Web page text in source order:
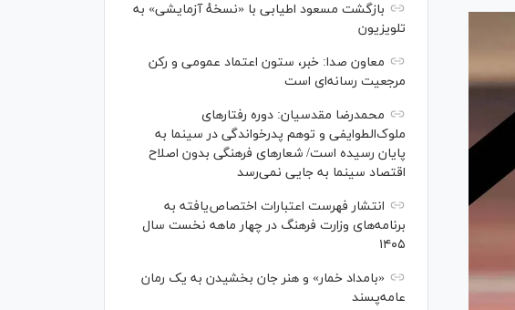
بازگشت مسعود اطیابی با «نسخهٔ آزمایشی» به
تلویزیون
معاون صدا: خبر، ستون اعتماد عمومی و رکن
مرجعیت رسانه‌ای است
محمدرضا مقدسیان: دوره رفتارهای
ملوک‌الطوایفی و توهم پدرخواندگی در سینما به
پایان رسیده است/ شعارهای فرهنگی بدون اصلاح
اقتصاد سینما به جایی نمی‌رسد
انتشار فهرست اعتبارات اختصاص‌یافته به
برنامه‌های وزارت فرهنگ در چهار ماهه نخست سال
۱۴۰۵
«بامداد خمار» و هنر جان بخشیدن به یک رمان
عامه‌پسند